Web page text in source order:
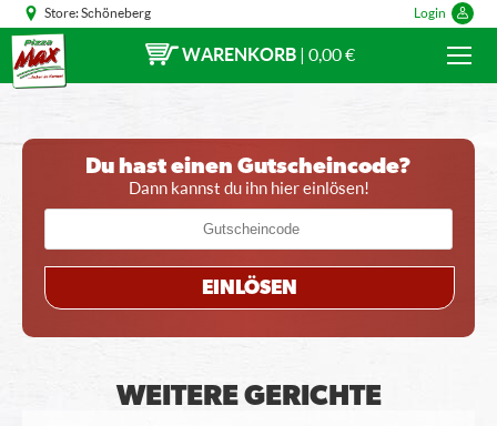
Store:Schöneberg Login
WARENKORB | 0,00 €
Du hast einen Gutscheincode?
Dann kannst du ihn hier einlösen!
EINLÖSEN
WEITERE GERICHTE